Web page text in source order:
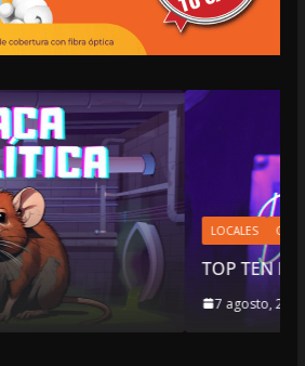
OPINIÓN
DEL REPUDIO
2026